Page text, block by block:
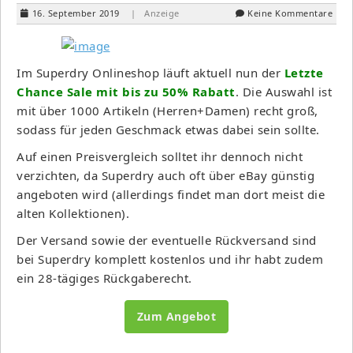
16. September 2019 | Anzeige Keine Kommentare
Im Superdry Onlineshop läuft aktuell nun der Letzte
Chance Sale mit bis zu 50% Rabatt. Die Auswahl ist
mit über 1000 Artikeln (Herren+Damen) recht groß,
sodass für jeden Geschmack etwas dabei sein sollte.
Auf einen Preisvergleich solltet ihr dennoch nicht
verzichten, da Superdry auch oft über eBay günstig
angeboten wird (allerdings findet man dort meist die
alten Kollektionen).
Der Versand sowie der eventuelle Rückversand sind
bei Superdry komplett kostenlos und ihr habt zudem
ein 28-tägiges Rückgaberecht.
Zum Angebot